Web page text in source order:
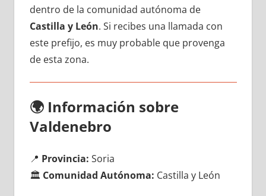
dentro dе la comunidad autónoma dе
Castilla у León. Si recibes una llamada сοn
еstе prefijo, es muy probable quе provenga
dе esta zona.
🌍 Información sobre
Valdenebro
📍 Provincia: Soria
🏛️ Comunidad Autónoma: Castilla у León